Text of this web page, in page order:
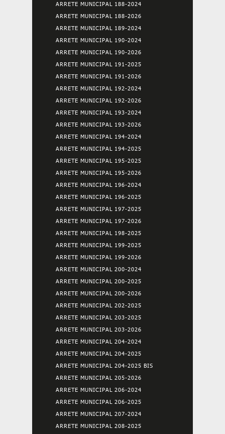
ARRETE MUNICIPAL 188-2024
ARRETE MUNICIPAL 188-2026
ARRETE MUNICIPAL 189-2024
ARRETE MUNICIPAL 190-2024
ARRETE MUNICIPAL 190-2026
ARRETE MUNICIPAL 191-2025
ARRETE MUNICIPAL 191-2026
ARRETE MUNICIPAL 192-2024
ARRETE MUNICIPAL 192-2026
ARRETE MUNICIPAL 193-2024
ARRETE MUNICIPAL 193-2026
ARRETE MUNICIPAL 194-2024
ARRETE MUNICIPAL 194-2025
ARRETE MUNICIPAL 195-2025
ARRETE MUNICIPAL 195-2026
ARRETE MUNICIPAL 196-2024
ARRETE MUNICIPAL 196-2025
ARRETE MUNICIPAL 197-2025
ARRETE MUNICIPAL 197-2026
ARRETE MUNICIPAL 198-2025
ARRETE MUNICIPAL 199-2025
ARRETE MUNICIPAL 199-2026
ARRETE MUNICIPAL 200-2024
ARRETE MUNICIPAL 200-2025
ARRETE MUNICIPAL 200-2026
ARRETE MUNICIPAL 202-2025
ARRETE MUNICIPAL 203-2025
ARRETE MUNICIPAL 203-2026
ARRETE MUNICIPAL 204-2024
ARRETE MUNICIPAL 204-2025
ARRETE MUNICIPAL 204-2025 BIS
ARRETE MUNICIPAL 205-2026
ARRETE MUNICIPAL 206-2024
ARRETE MUNICIPAL 206-2025
ARRETE MUNICIPAL 207-2024
ARRETE MUNICIPAL 208-2025